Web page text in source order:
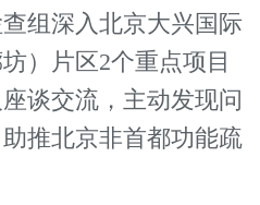
组深入北京大兴国际
）片区2个重点项目
谈交流，主动发现问
推北京非首都功能疏